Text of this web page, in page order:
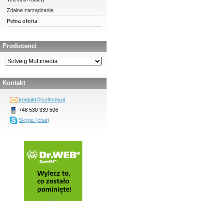
Zdalne zarządzanie
Pełna oferta
Producenci
Kontakt
kontakt@softnow.pl
+48 530 339 506
Skype (chat)